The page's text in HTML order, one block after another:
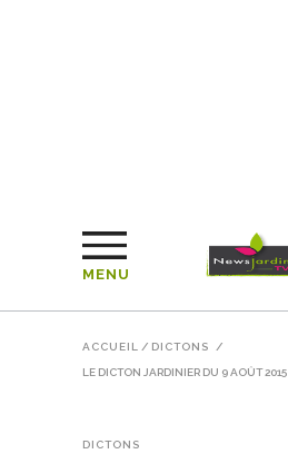
MENU
ACCUEIL / DICTONS /
LE DICTON JARDINIER DU 9 AOÛT 2015
DICTONS